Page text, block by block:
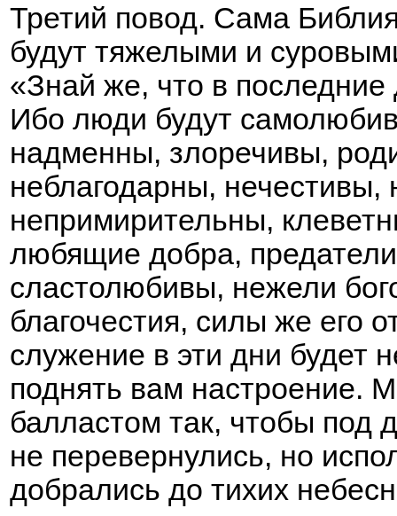
Третий повод. Сама
будут тяжелыми и
«Знай же, что в последние
Ибо люди будут
надменны, злоречивы,
неблагодарны,
непримирительны,
любящие добра,
сластолюбивы, нежели
благочестия, силы же его
служение в эти дни будет
поднять вам настроение.
балластом так, чтобы под
не перевернулись, но
добрались до тихих